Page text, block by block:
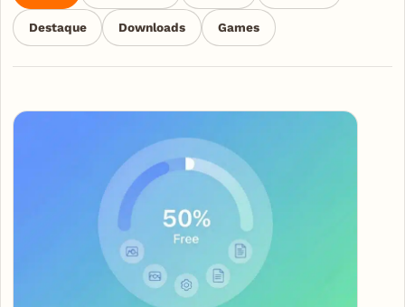
Destaque Downloads Games
Articles